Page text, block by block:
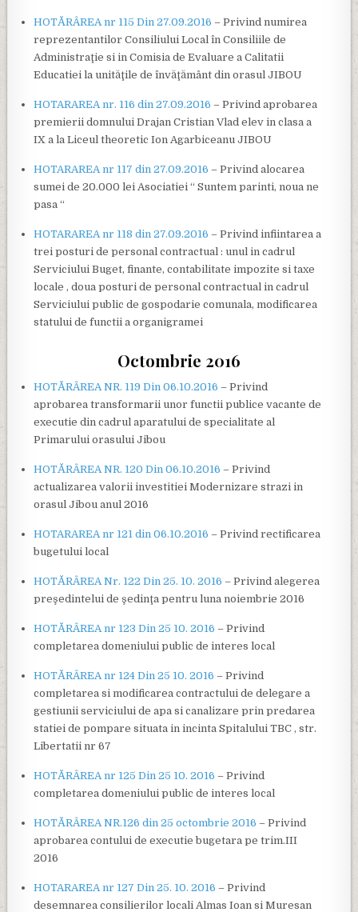
HOTĂRÂREA nr 115 Din 27.09.2016 – Privind numirea
reprezentantilor Consiliului Local în Consiliile de
Administraţie si in Comisia de Evaluare a Calitatii
Educatiei la unităţile de învăţământ din orasul JIBOU
HOTARAREA nr. 116 din 27.09.2016 – Privind aprobarea
premierii domnului Drajan Cristian Vlad elev in clasa a
IX a la Liceul theoretic Ion Agarbiceanu JIBOU
HOTARAREA nr 117 din 27.09.2016 – Privind alocarea
sumei de 20.000 lei Asociatiei “ Suntem parinti, noua ne
pasa “
HOTARAREA nr 118 din 27.09.2016 – Privind infiintarea a
trei posturi de personal contractual : unul in cadrul
Serviciului Buget, finante, contabilitate impozite si taxe
locale , doua posturi de personal contractual in cadrul
Serviciului public de gospodarie comunala, modificarea
statului de functii a organigramei
Octombrie 2016
HOTĂRÂREA NR. 119 Din 06.10.2016 – Privind
aprobarea transformarii unor functii publice vacante de
executie din cadrul aparatului de specialitate al
Primarului orasului Jibou
HOTĂRÂREA NR. 120 Din 06.10.2016 – Privind
actualizarea valorii investitiei Modernizare strazi in
orasul Jibou anul 2016
HOTARAREA nr 121 din 06.10.2016 – Privind rectificarea
bugetului local
HOTĂRÂREA Nr. 122 Din 25. 10. 2016 – Privind alegerea
preşedintelui de şedinţa pentru luna noiembrie 2016
HOTĂRÂREA nr 123 Din 25 10. 2016 – Privind
completarea domeniului public de interes local
HOTĂRÂREA nr 124 Din 25 10. 2016 – Privind
completarea si modificarea contractului de delegare a
gestiunii serviciului de apa si canalizare prin predarea
statiei de pompare situata in incinta Spitalului TBC , str.
Libertatii nr 67
HOTĂRÂREA nr 125 Din 25 10. 2016 – Privind
completarea domeniului public de interes local
HOTĂRÂREA NR.126 din 25 octombrie 2016 – Privind
aprobarea contului de executie bugetara pe trim.III
2016
HOTARAREA nr 127 Din 25. 10. 2016 – Privind
desemnarea consilierilor locali Almas Ioan si Muresan